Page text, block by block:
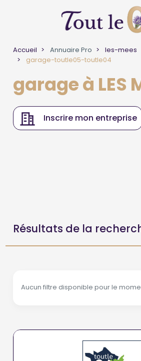
Accueil Annuaire Pro
les-mees
garage-toutle05-toutle04
garage à LES
Inscrire mon entreprise
Résultats de la
Aucun filtre disponible pour le